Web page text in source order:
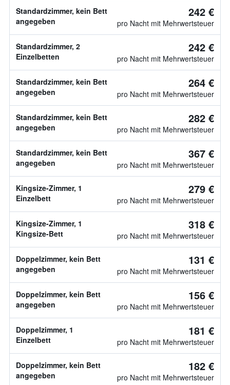
Standardzimmer, kein Bett
angegeben
242 €
pro Nacht mit Mehrwertsteuer
Standardzimmer, 2
Einzelbetten
242 €
pro Nacht mit Mehrwertsteuer
Standardzimmer, kein Bett
angegeben
264 €
pro Nacht mit Mehrwertsteuer
Standardzimmer, kein Bett
angegeben
282 €
pro Nacht mit Mehrwertsteuer
Standardzimmer, kein Bett
angegeben
367 €
pro Nacht mit Mehrwertsteuer
Kingsize-Zimmer, 1
Einzelbett
279 €
pro Nacht mit Mehrwertsteuer
Kingsize-Zimmer, 1
Kingsize-Bett
318 €
pro Nacht mit Mehrwertsteuer
Doppelzimmer, kein Bett
angegeben
131 €
pro Nacht mit Mehrwertsteuer
Doppelzimmer, kein Bett
angegeben
156 €
pro Nacht mit Mehrwertsteuer
Doppelzimmer, 1
Einzelbett
181 €
pro Nacht mit Mehrwertsteuer
Doppelzimmer, kein Bett
angegeben
182 €
pro Nacht mit Mehrwertsteuer